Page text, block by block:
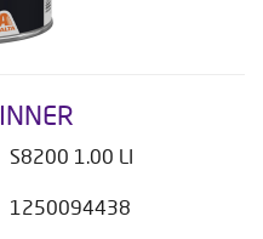
S8200 1.00 LI
1250094438